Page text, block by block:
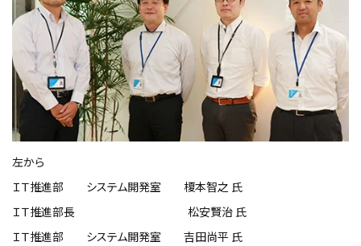
左から
ＩＴ推進部 システム開発室 榎本智之 氏
ＩＴ推進部長 松安賢治 氏
ＩＴ推進部 システム開発室 吉田尚平 氏